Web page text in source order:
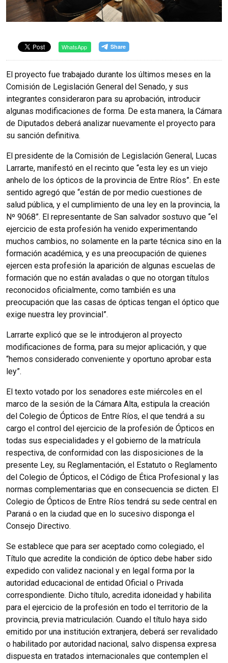
WhatsApp
El proyecto fue trabajado durante los últimos meses en la
Comisión de Legislación General del Senado, y sus
integrantes consideraron para su aprobación, introducir
algunas modificaciones de forma. De esta manera, la Cámara
de Diputados deberá analizar nuevamente el proyecto para
su sanción definitiva.
El presidente de la Comisión de Legislación General, Lucas
Larrarte, manifestó en el recinto que “esta ley es un viejo
anhelo de los ópticos de la provincia de Entre Ríos”. En este
sentido agregó que “están de por medio cuestiones de
salud pública, y el cumplimiento de una ley en la provincia, la
Nº 9068”. El representante de San salvador sostuvo que “el
ejercicio de esta profesión ha venido experimentando
muchos cambios, no solamente en la parte técnica sino en la
formación académica, y es una preocupación de quienes
ejercen esta profesión la aparición de algunas escuelas de
formación que no están avaladas o que no otorgan títulos
reconocidos oficialmente, como también es una
preocupación que las casas de ópticas tengan el óptico que
exige nuestra ley provincial”.
Larrarte explicó que se le introdujeron al proyecto
modificaciones de forma, para su mejor aplicación, y que
“hemos considerado conveniente y oportuno aprobar esta
ley”.
El texto votado por los senadores este miércoles en el
marco de la sesión de la Cámara Alta, estipula la creación
del Colegio de Ópticos de Entre Ríos, el que tendrá a su
cargo el control del ejercicio de la profesión de Ópticos en
todas sus especialidades y el gobierno de la matrícula
respectiva, de conformidad con las disposiciones de la
presente Ley, su Reglamentación, el Estatuto o Reglamento
del Colegio de Ópticos, el Código de Ética Profesional y las
normas complementarias que en consecuencia se dicten. El
Colegio de Ópticos de Entre Ríos tendrá su sede central en
Paraná o en la ciudad que en lo sucesivo disponga el
Consejo Directivo.
Se establece que para ser aceptado como colegiado, el
Título que acredite la condición de óptico debe haber sido
expedido con validez nacional y en legal forma por la
autoridad educacional de entidad Oficial o Privada
correspondiente. Dicho título, acredita idoneidad y habilita
para el ejercicio de la profesión en todo el territorio de la
provincia, previa matriculación. Cuando el título haya sido
emitido por una institución extranjera, deberá ser revalidado
o habilitado por autoridad nacional, salvo dispensa expresa
dispuesta en tratados internacionales que contemplen el